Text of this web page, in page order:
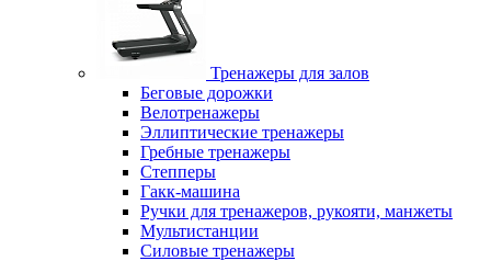
Тренажеры для залов
Беговые дорожки
Велотренажеры
Эллиптические тренажеры
Гребные тренажеры
Степперы
Гакк-машина
Ручки для тренажеров, рукояти, манжеты
Мультистанции
Силовые тренажеры